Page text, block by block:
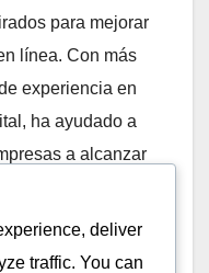
para mejorar
línea. Con más
experiencia en
ha ayudado a
a alcanzar
través de
y
por el
deliver
traffic. You can